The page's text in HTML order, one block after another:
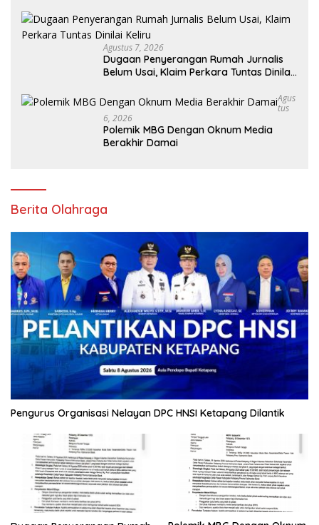
Agustus 7, 2026
Dugaan Penyerangan Rumah Jurnalis
Belum Usai, Klaim Perkara Tuntas Dinilai
Agus
Tus
6, 2026
Polemik MBG Dengan Oknum Media
Berakhir Damai
Berita Olahraga
Pengurus Organisasi Nelayan DPC HNSI Ketapang Dilantik